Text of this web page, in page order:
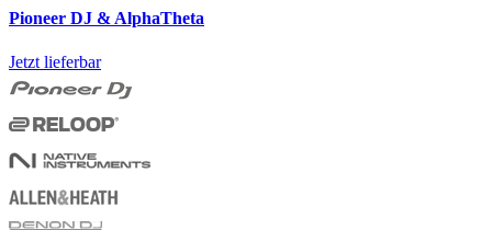
Pioneer DJ & AlphaTheta
Jetzt lieferbar